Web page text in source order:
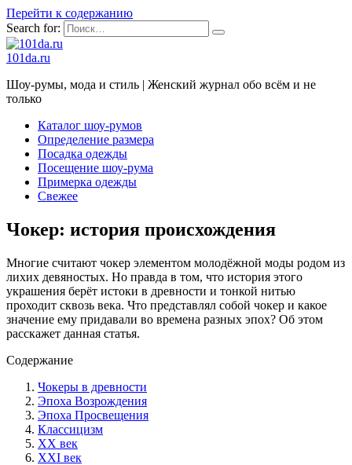
Перейти к содержанию
Search for:
101da.ru
Шоу-румы, мода и стиль | Женский журнал обо всём и не
только
Каталог шоу-румов
Определение размера
Посадка одежды
Посещение шоу-рума
Примерка одежды
Свежее
Чокер: история происхождения
Многие считают чокер элементом молодёжной моды родом из
лихих девяностых. Но правда в том, что история этого
украшения берёт истоки в древности и тонкой нитью
проходит сквозь века. Что представлял собой чокер и какое
значение ему придавали во времена разных эпох? Об этом
расскажет данная статья.
Содержание
Чокеры в древности
Эпоха Возрождения
Эпоха Просвещения
Классицизм
XX век
XXI век